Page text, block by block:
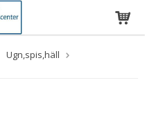
Ugn,spis,häll